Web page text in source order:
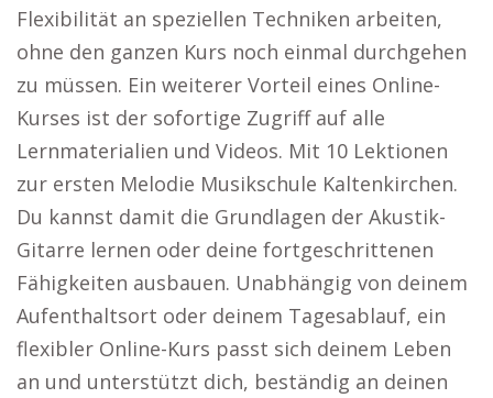
Flexibilität an speziellen Techniken arbeiten,
ohne den ganzen Kurs noch einmal durchgehen
zu müssen. Ein weiterer Vorteil eines Online-
Kurses ist der sofortige Zugriff auf alle
Lernmaterialien und Videos. Mit 10 Lektionen
zur ersten Melodie Musikschule Kaltenkirchen.
Du kannst damit die Grundlagen der Akustik-
Gitarre lernen oder deine fortgeschrittenen
Fähigkeiten ausbauen. Unabhängig von deinem
Aufenthaltsort oder deinem Tagesablauf, ein
flexibler Online-Kurs passt sich deinem Leben
an und unterstützt dich, beständig an deinen